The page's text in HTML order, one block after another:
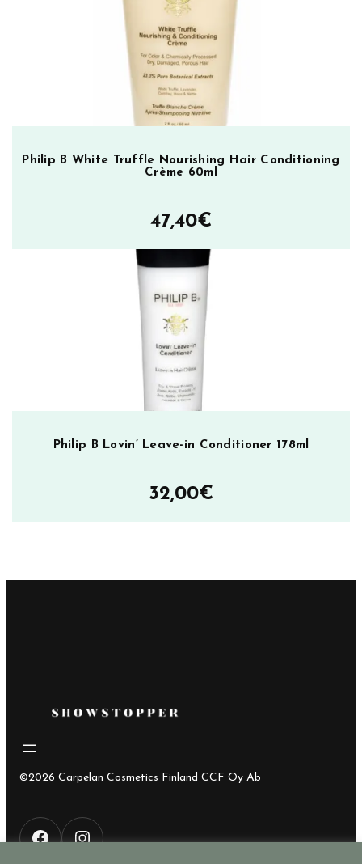
Philip B White Truffle Nourishing Hair Conditioning
Crème 60ml
47,40€
Philip B Lovin’ Leave-in Conditioner 178ml
32,00€
©2026 Carpelan Cosmetics Finland CCF Oy Ab